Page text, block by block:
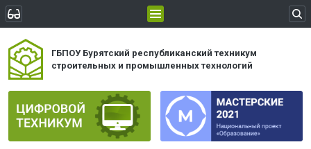
ГБПОУ Бурятский республиканский техникум
строительных и промышленных технологий